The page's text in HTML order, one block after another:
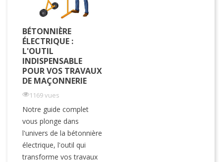
BÉTONNIÈRE
ÉLECTRIQUE :
L'OUTIL
INDISPENSABLE
POUR VOS TRAVAUX
DE MAÇONNERIE
1169 vues
Notre guide complet
vous plonge dans
l'univers de la bétonnière
électrique, l'outil qui
transforme vos travaux